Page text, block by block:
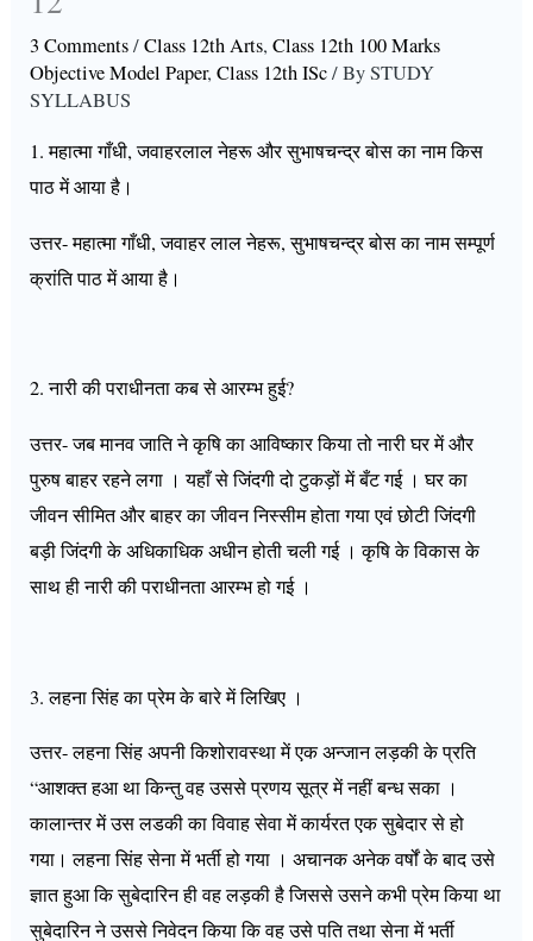
3 Comments/Class 12th Arts,Class 12th 100 Marks
Objective Model Paper,Class 12th ISc/ BySTUDY
SYLLABUS
1. महात्मा गाँधी, जवाहरलाल नेहरू और सुभाषचन्द्र बोस का नाम किस
पाठ में आया है।
उत्तर- महात्मा गाँधी, जवाहर लाल नेहरू, सुभाषचन्द्र बोस का नाम सम्पूर्ण
क्रांति पाठ में आया है।
2. नारी की पराधीनता कब से आरम्भ हुई?
उत्तर- जब मानव जाति ने कृषि का आविष्कार किया तो नारी घर में और
पुरुष बाहर रहने लगा । यहाँ से जिंदगी दो टुकड़ों में बँट गई । घर का
जीवन सीमित और बाहर का जीवन निस्सीम होता गया एवं छोटी जिंदगी
बड़ी जिंदगी के अधिकाधिक अधीन होती चली गई । कृषि के विकास के
साथ ही नारी की पराधीनता आरम्भ हो गई ।
3. लहना सिंह का प्रेम के बारे में लिखिए ।
उत्तर- लहना सिंह अपनी किशोरावस्था में एक अन्जान लड़की के प्रति
“आशक्त हआ था किन्तु वह उससे प्रणय सूत्र में नहीं बन्ध सका ।
कालान्तर में उस लडकी का विवाह सेवा में कार्यरत एक सुबेदार से हो
गया। लहना सिंह सेना में भर्ती हो गया । अचानक अनेक वर्षों के बाद उसे
ज्ञात हुआ कि सुबेदारिन ही वह लड़की है जिससे उसने कभी प्रेम किया था
सुबेदारिन ने उससे निवेदन किया कि वह उसे पति तथा सेना में भर्ती